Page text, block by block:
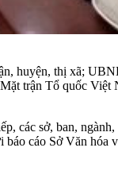
huyện, thị xã;
trận Tổ quốc Việt
các sở, ban,
cáo Sở Văn hóa